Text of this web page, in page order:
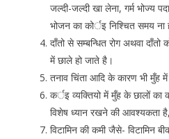
जल्दी-जल्दी खा लेना, गर्म भोज्य
भोजन का कोर्इ निश्चित समय ना
दाँतो से सम्बन्धित रोग अथवा
में छाले हो जाते है।
तनाव चिंता आदि के कारण भी मुँह
कर्इ व्यक्तियो में मुँह के छालों का
विशेष ध्यान रखने की आवश्यकता
विटामिन की कमी जैसे- विटामिन